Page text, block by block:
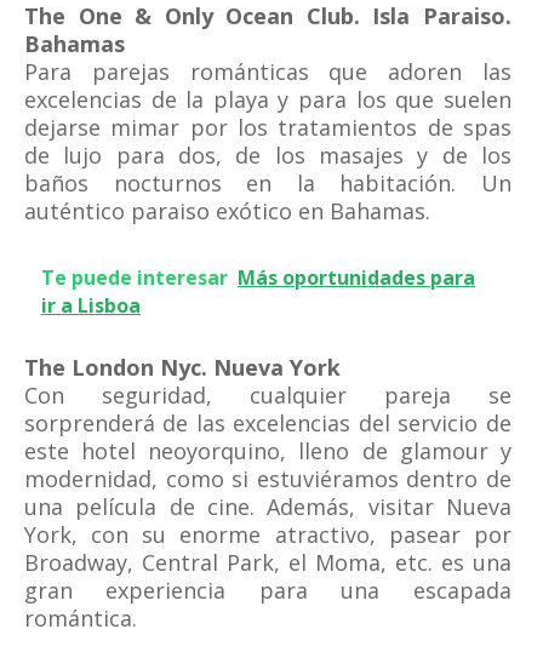
The One & Only Ocean Club. Isla Paraiso.
Bahamas
Para parejas románticas que adoren las
excelencias de la playa y para los que suelen
dejarse mimar por los tratamientos de spas
de lujo para dos, de los masajes y de los
baños nocturnos en la habitación. Un
auténtico paraiso exótico en Bahamas.
Te puede interesar Más oportunidades para
ir a Lisboa
The London Nyc. Nueva York
Con seguridad, cualquier pareja se
sorprenderá de las excelencias del servicio de
este hotel neoyorquino, lleno de glamour y
modernidad, como si estuviéramos dentro de
una película de cine. Además, visitar Nueva
York, con su enorme atractivo, pasear por
Broadway, Central Park, el Moma, etc. es una
gran experiencia para una escapada
romántica.